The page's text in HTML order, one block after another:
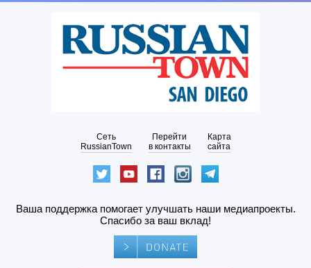
Сеть
RussianTown
Перейти
в контакты
Карта
сайта
Ваша поддержка помогает улучшать наши медиапроекты.
Спасибо за ваш вклад!